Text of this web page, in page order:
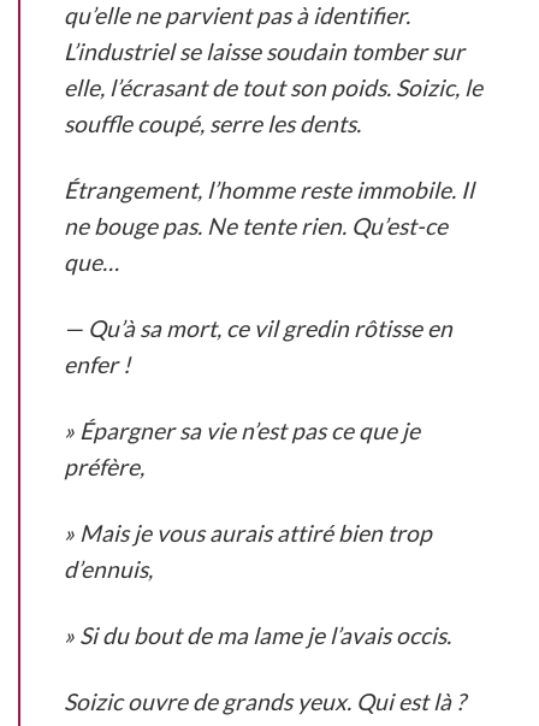
qu’elle ne parvient pas à identifier.
L’industriel se laisse soudain tomber sur
elle, l’écrasant de tout son poids. Soizic, le
souffle coupé, serre les dents.
Étrangement, l’homme reste immobile. Il
ne bouge pas. Ne tente rien. Qu’est-ce
que…
— Qu’à sa mort, ce vil gredin rôtisse en
enfer !
» Épargner sa vie n’est pas ce que je
préfère,
» Mais je vous aurais attiré bien trop
d’ennuis,
» Si du bout de ma lame je l’avais occis.
Soizic ouvre de grands yeux. Qui est là ?